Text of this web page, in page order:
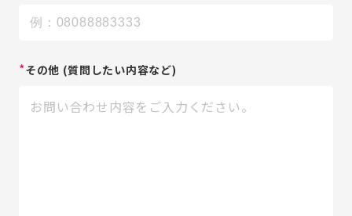
*その他 (質問したい内容など)